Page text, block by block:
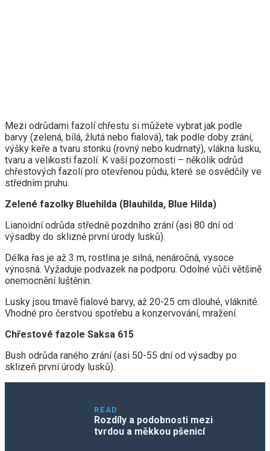
Mezi odrůdami fazolí chřestu si můžete vybrat jak podle
barvy (zelená, bílá, žlutá nebo fialová), tak podle doby zrání,
výšky keře a tvaru stonku (rovný nebo kudrnatý), vlákna lusku,
tvaru a velikosti fazolí. K vaší pozornosti – několik odrůd
chřestových fazolí pro otevřenou půdu, které se osvědčily ve
středním pruhu.
Zelené fazolky Bluehilda (Blauhilda, Blue Hilda)
Lianoidní odrůda středně pozdního zrání (asi 80 dní od
výsadby do sklizně první úrody lusků).
Délka řas je až 3 m, rostlina je silná, nenáročná, vysoce
výnosná. Vyžaduje podvazek na podporu. Odolné vůči většině
onemocnění luštěnin.
Lusky jsou tmavě fialové barvy, až 20-25 cm dlouhé, vláknité.
Vhodné pro čerstvou spotřebu a konzervování, mražení.
Chřestové fazole Saksa 615
Bush odrůda raného zrání (asi 50-55 dní od výsadby po
sklizeň první úrody lusků).
READ
Rozdíly a podobnosti mezi
tvrdou a měkkou pšenicí